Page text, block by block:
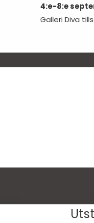
4:e-8:e
Galleri Diva